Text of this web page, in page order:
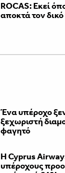
ROCAS: Εκεί
αποκτά τον
Ένα υπέροχο
ξεχωριστή
φαγητό
H Cyprus
υπέροχους